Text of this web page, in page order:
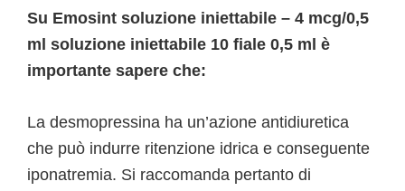
Su Emosint soluzione iniettabile – 4 mcg/0,5
ml soluzione iniettabile 10 fiale 0,5 ml è
importante sapere che:
La desmopressina ha un’azione antidiuretica
che può indurre ritenzione idrica e conseguente
iponatremia. Si raccomanda pertanto di